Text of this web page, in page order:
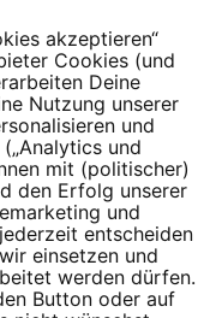
akzeptieren“
Cookies (und
Deine
Nutzung unserer
und
und
mit (politischer)
den Erfolg unserer
und
entscheiden
einsetzen und
werden dürfen.
Button oder auf